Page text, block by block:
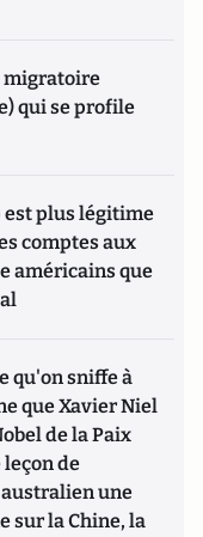
migratoire
qui se profile
plus légitime
comptes aux
américains que
qu'on sniffe à
que Xavier Niel
de la Paix
de
australien une
sur la Chine, la